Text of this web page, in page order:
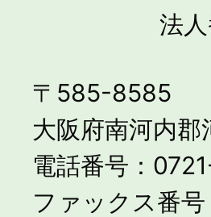
法
〒585-8585
大阪府南河内
電話番号：
ファックス番